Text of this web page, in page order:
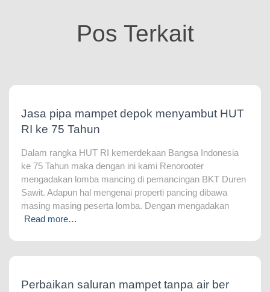
Pos Terkait
Jasa pipa mampet depok menyambut HUT
RI ke 75 Tahun
Dalam rangka HUT RI kemerdekaan Bangsa Indonesia
ke 75 Tahun maka dengan ini kami Renorooter
mengadakan lomba mancing di pemancingan BKT Duren
Sawit. Adapun hal mengenai properti pancing dibawa
masing masing peserta lomba. Dengan mengadakan
Read more…
Perbaikan saluran mampet tanpa air ber